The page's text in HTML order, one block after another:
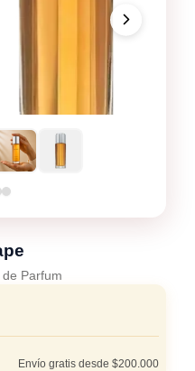
de Parfum
Envío gratis desde $200.000